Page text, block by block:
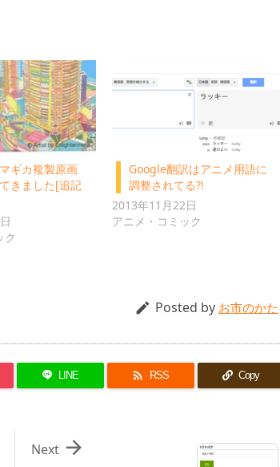
ギカ複製原画
きました[追記
ク
Google翻訳はアニメ用語に
調整されてる?!
2013年11月22日
アニメ・コミック
 Posted by お市のかた
LINE  RSS Copy

Next